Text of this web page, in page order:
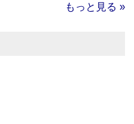
もっと見る »